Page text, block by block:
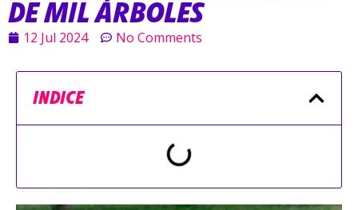
DE MIL ÁRBOLES
12 Jul 2024 No Comments
INDICE